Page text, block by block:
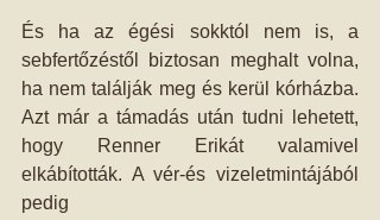
És ha az égési sokktól nem is, a
sebfertőzéstől biztosan meghalt volna,
ha nem találják meg és kerül kórházba.
Azt már a támadás után tudni lehetett,
hogy Renner Erikát valamivel
elkábították. A vér-és vizeletmintájából
pedig